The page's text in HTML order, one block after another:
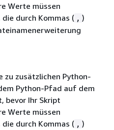
Werte müssen
durch Kommas ( , )
zu zusätzlichen Python-
Python-Pfad auf dem
bevor Ihr Skript
Werte müssen
durch Kommas ( , )